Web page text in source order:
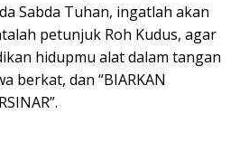
Sabda Tuhan, ingatlah akan
petunjuk Roh Kudus, agar
hidupmu alat dalam tangan
berkat, dan “BIARKAN